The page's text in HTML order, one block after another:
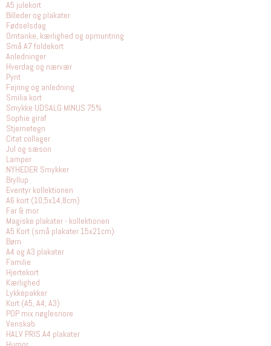
A5 julekort
Billeder og plakater
Fødselsdag
Omtanke, kærlighed og opmuntring
Små A7 foldekort
Anledninger
Hverdag og nærvær
Pynt
Fejring og anledning
Smilia kort
Smykke UDSALG MINUS 75%
Sophie giraf
Stjernetegn
Citat collager
Jul og sæson
Lamper
NYHEDER Smykker
Bryllup
Eventyr kollektionen
A6 kort (10,5x14,8cm)
Far & mor
Magiske plakater - kollektionen
A5 Kort (små plakater 15x21cm)
Børn
A4 og A3 plakater
Familie
Hjertekort
Kærlighed
Lykkepakker
Kort (A5, A4, A3)
POP mix nøglesnore
Venskab
HALV PRIS A4 plakater